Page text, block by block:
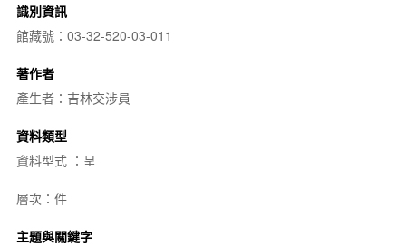
識別資訊
館藏號：03-32-520-03-011
著作者
產生者：吉林交涉員
資料類型
資料型式 ：呈
層次：件
主題與關鍵字